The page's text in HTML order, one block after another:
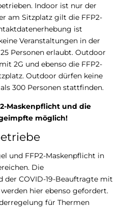
Indoor ist nur der
am Sitzplatz gilt die FFP2-
ist
Veranstaltungen in der
Personen erlaubt. Outdoor
2G und ebenso die FFP2-
Outdoor dürfen keine
300 Personen stattfinden.
Maskenpflicht und die
möglich!
und FFP2-Maskenpflicht in
Die
der COVID-19-Beauftragte mit
hier ebenso gefordert.
für Thermen